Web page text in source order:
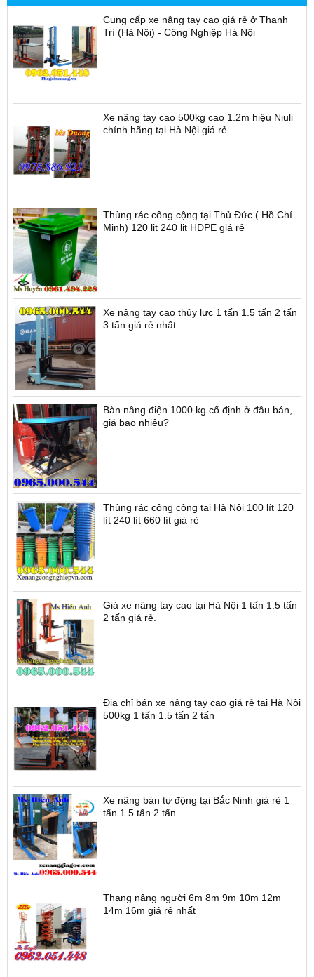
Cung cấp xe nâng tay cao giá rẻ ở Thanh
Trì (Hà Nội) - Công Nghiệp Hà Nội
Xe nâng tay cao 500kg cao 1.2m hiệu Niuli
chính hãng tại Hà Nội giá rẻ
Thùng rác công cộng tại Thủ Đức ( Hồ Chí
Minh) 120 lit 240 lit HDPE giá rẻ
Xe nâng tay cao thủy lực 1 tấn 1.5 tấn 2 tấn
3 tấn giá rẻ nhất.
Bàn nâng điện 1000 kg cố định ở đâu bán,
giá bao nhiêu?
Thùng rác công cộng tại Hà Nội 100 lít 120
lít 240 lít 660 lít giá rẻ
Giá xe nâng tay cao tại Hà Nội 1 tấn 1.5 tấn
2 tấn giá rẻ.
Địa chỉ bán xe nâng tay cao giá rẻ tại Hà Nội
500kg 1 tấn 1.5 tấn 2 tấn
Xe nâng bán tự động tại Bắc Ninh giá rẻ 1
tấn 1.5 tấn 2 tấn
Thang nâng người 6m 8m 9m 10m 12m
14m 16m giá rẻ nhất